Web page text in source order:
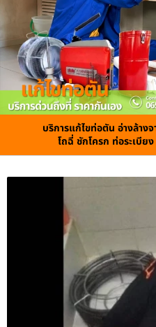
บริการแก้ไขท่อตัน อ่างล้าง
โถฉี่ ชักโครก ท่อระเบีย